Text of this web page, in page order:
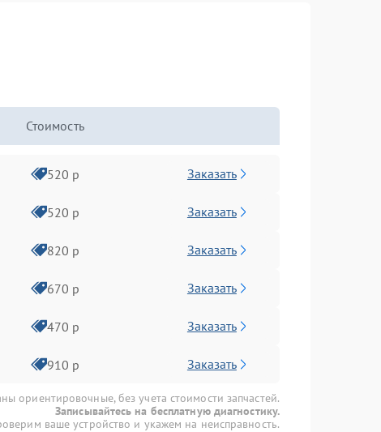
Стоимость
520 р Заказать
520 р Заказать
820 р Заказать
670 р Заказать
470 р Заказать
910 р Заказать
ориентировочные, без учета стоимости запчастей.
Записывайтесь на бесплатную диагностику.
ваше устройство и укажем на неисправность.